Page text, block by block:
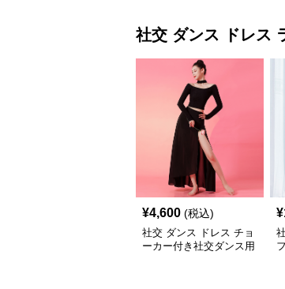
社交 ダンス ドレス
¥4,600 (税込)
社交 ダンス ドレス チョ
ーカー付き社交ダンス用
¥